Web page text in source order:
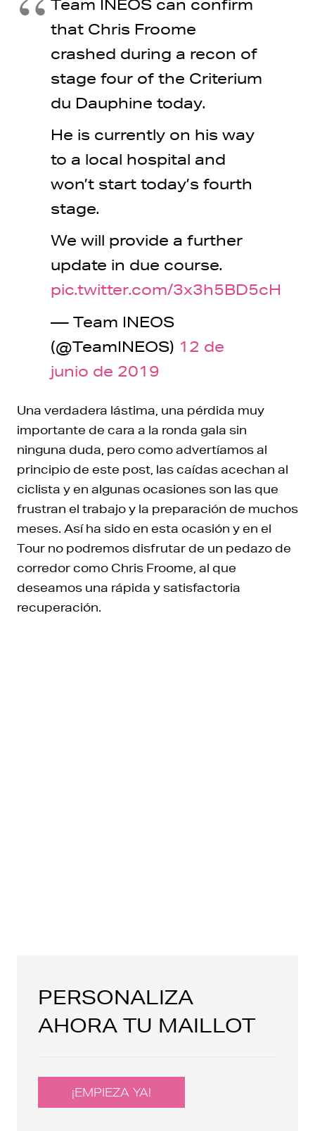
Team INEOS can confirm
that Chris Froome
crashed during a recon of
stage four of the Criterium
du Dauphine today.
He is currently on his way
to a local hospital and
won’t start today’s fourth
stage.
We will provide a further
update in due course.
pic.twitter.com/3x3h5BD5cH
— Team INEOS
(@TeamINEOS) 12 de
junio de 2019
Una verdadera lástima, una pérdida muy
importante de cara a la ronda gala sin
ninguna duda, pero como advertíamos al
principio de este post, las caídas acechan al
ciclista y en algunas ocasiones son las que
frustran el trabajo y la preparación de muchos
meses. Así ha sido en esta ocasión y en el
Tour no podremos disfrutar de un pedazo de
corredor como Chris Froome, al que
deseamos una rápida y satisfactoria
recuperación.
PERSONALIZA
AHORA TU MAILLOT
¡EMPIEZA YA!